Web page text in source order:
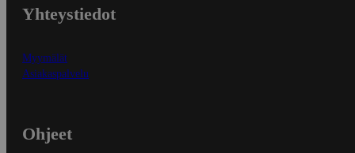
Yhteystiedot
Myymälät
Asiakaspalvelu
Ohjeet